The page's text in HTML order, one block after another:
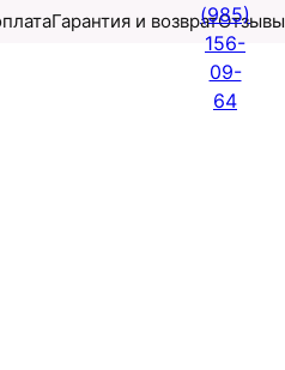
Гарантия и возвратОтзывы
(985)
156-
09-
64